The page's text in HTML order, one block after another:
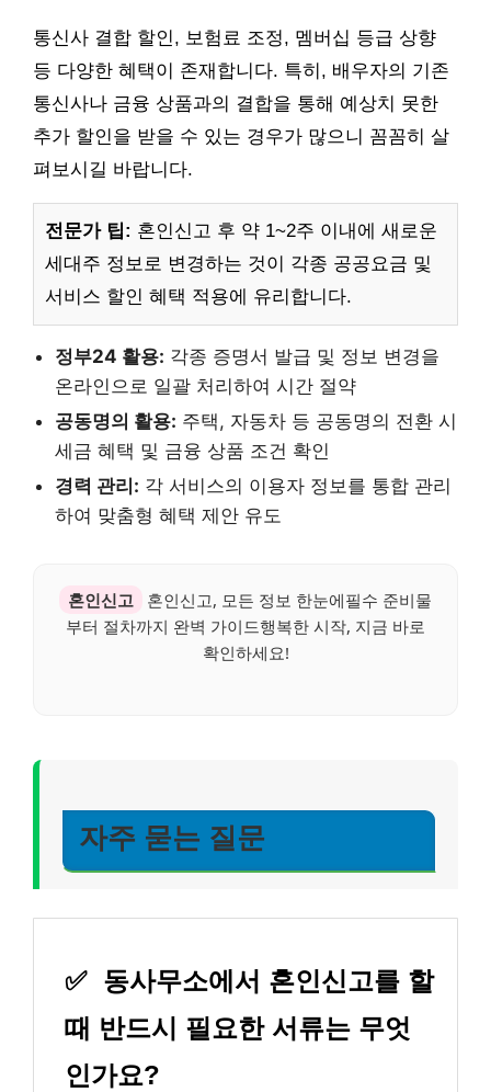
통신사 결합 할인, 보험료 조정, 멤버십 등급 상향
등 다양한 혜택이 존재합니다. 특히, 배우자의 기존
통신사나 금융 상품과의 결합을 통해 예상치 못한
추가 할인을 받을 수 있는 경우가 많으니 꼼꼼히 살
펴보시길 바랍니다.
전문가 팁: 혼인신고 후 약 1~2주 이내에 새로운
세대주 정보로 변경하는 것이 각종 공공요금 및
서비스 할인 혜택 적용에 유리합니다.
정부24 활용: 각종 증명서 발급 및 정보 변경을
온라인으로 일괄 처리하여 시간 절약
공동명의 활용: 주택, 자동차 등 공동명의 전환 시
세금 혜택 및 금융 상품 조건 확인
경력 관리: 각 서비스의 이용자 정보를 통합 관리
하여 맞춤형 혜택 제안 유도
혼인신고
혼인신고, 모든 정보 한눈에필수 준비물
부터 절차까지 완벽 가이드행복한 시작, 지금 바로
확인하세요!
자주 묻는 질문
✅ 동사무소에서 혼인신고를 할
때 반드시 필요한 서류는 무엇
인가요?